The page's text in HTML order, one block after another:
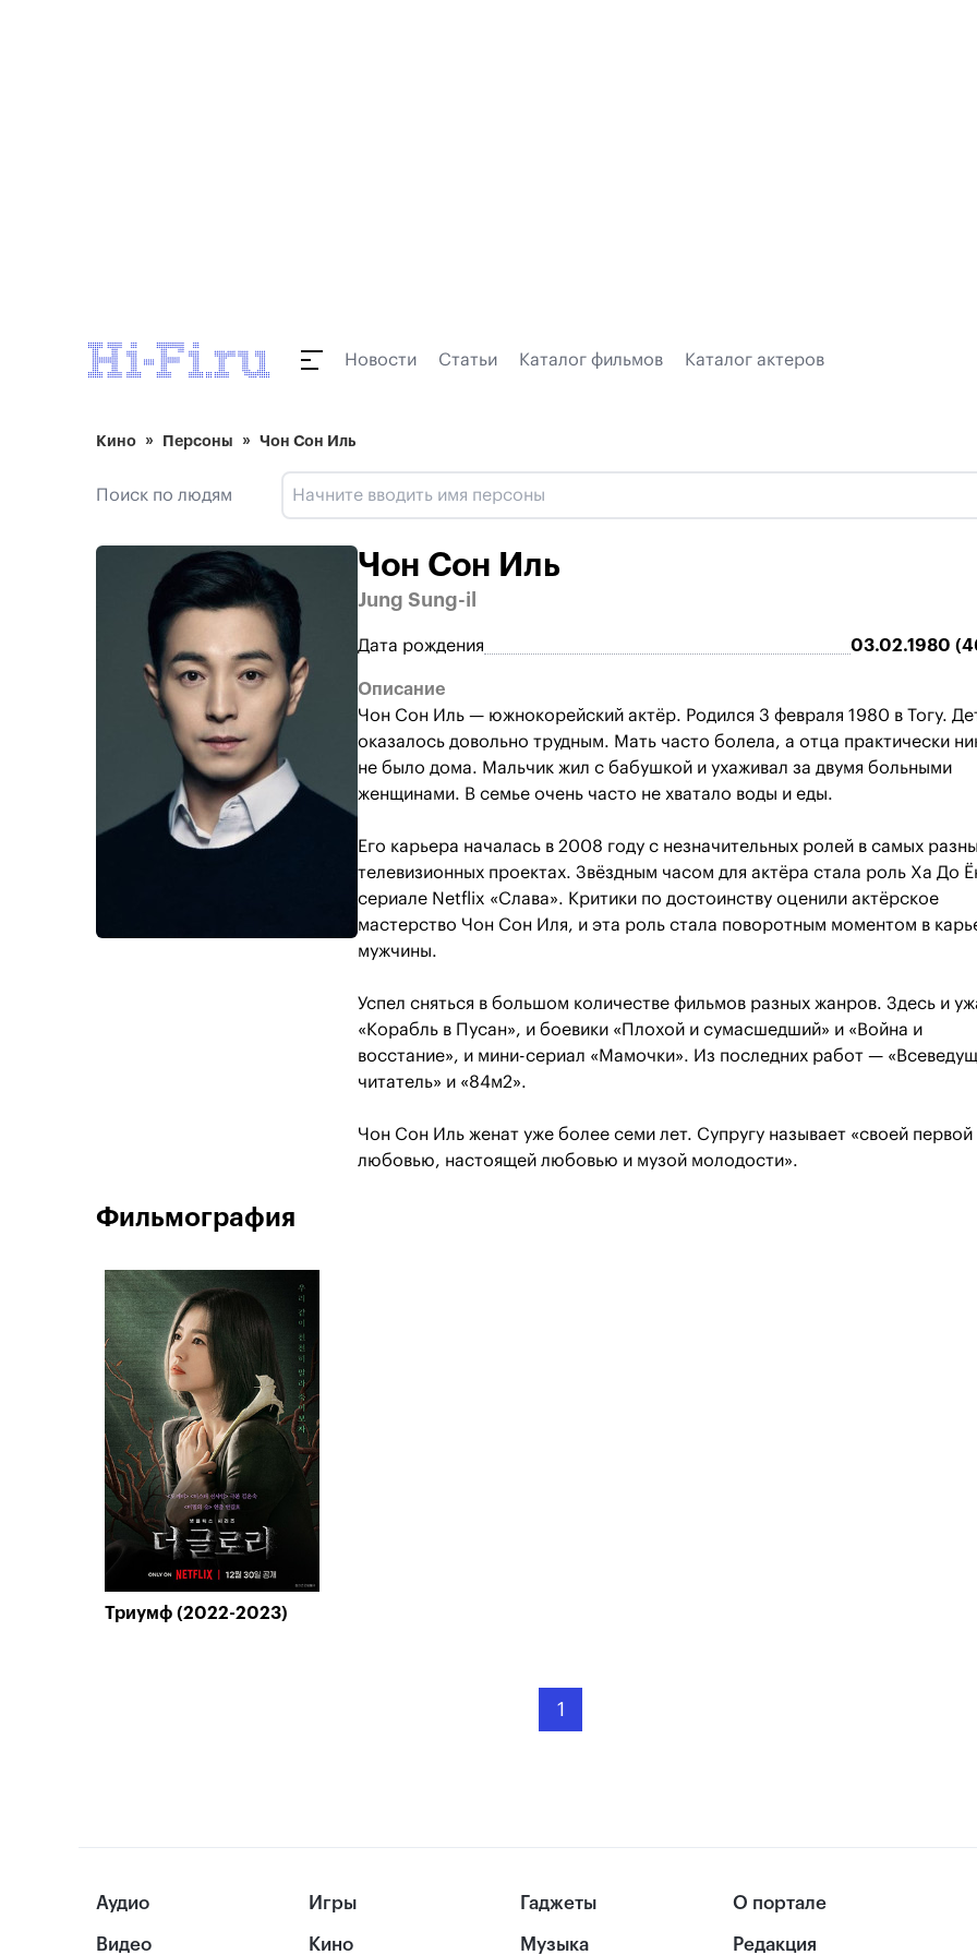
Новости Статьи Каталог фильмов Каталог актеров
Кино Персоны Чон Сон Иль
Поиск по людям
Чон Сон Иль
Jung Sung-il
Дата рождения 03.02.1980
Описание
Чон Сон Иль — южнокорейский актёр. Родился 3 февраля 1980 в Тогу.
оказалось довольно трудным. Мать часто болела, а отца практически
не было дома. Мальчик жил с бабушкой и ухаживал за двумя больными
женщинами. В семье очень часто не хватало воды и еды.
Его карьера началась в 2008 году с незначительных ролей в самых
телевизионных проектах. Звёздным часом для актёра стала роль Ха До
сериале Netflix «Слава». Критики по достоинству оценили актёрское
мастерство Чон Сон Иля, и эта роль стала поворотным моментом в
мужчины.
Успел сняться в большом количестве фильмов разных жанров. Здесь и
«Корабль в Пусан», и боевики «Плохой и сумасшедший» и «Война и
восстание», и мини-сериал «Мамочки». Из последних работ —
читатель» и «84м2».
Чон Сон Иль женат уже более семи лет. Супругу называет «своей первой
любовью, настоящей любовью и музой молодости».
Фильмография
Триумф (2022-2023)
1
Аудио
Видео
Игры
Кино
Гаджеты
Музыка
О портале
Редакция